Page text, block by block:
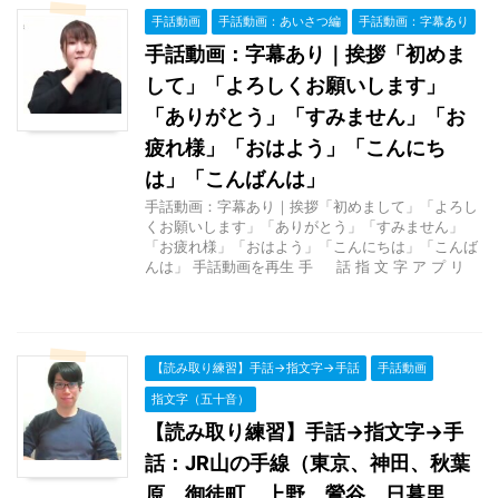
手話動画 手話動画：あいさつ編 手話動画：字幕あり
手話動画：字幕あり｜挨拶「初めま
して」「よろしくお願いします」
「ありがとう」「すみません」「お
疲れ様」「おはよう」「こんにち
は」「こんばんは」
手話動画：字幕あり｜挨拶「初めまして」「よろし
くお願いします」「ありがとう」「すみません」
「お疲れ様」「おはよう」「こんにちは」「こんば
んは」 手話動画を再生 手 話 指 文 字 ア プ リ
【読み取り練習】手話→指文字→手話
手話動画
指文字（五十音）
【読み取り練習】手話→指文字→手
話：JR山の手線（東京、神田、秋葉